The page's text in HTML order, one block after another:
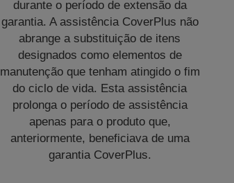
durante o período de extensão da
garantia. A assistência CoverPlus não
abrange a substituição de itens
designados como elementos de
manutenção que tenham atingido o fim
do ciclo de vida. Esta assistência
prolonga o período de assistência
apenas para o produto que,
anteriormente, beneficiava de uma
garantia CoverPlus.